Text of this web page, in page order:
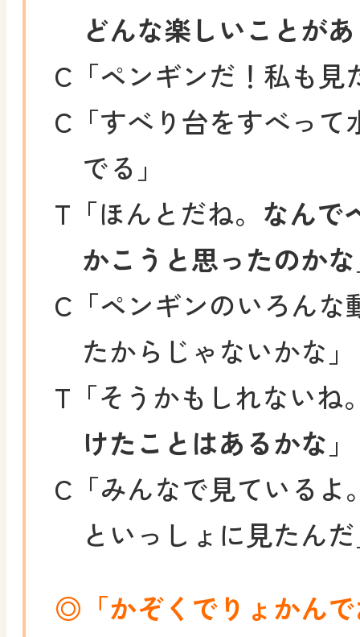
どんな楽しいことが
C 「ペンギンだ！私も
C 「すべり台をすべっ
でる」
T 「ほんとだね。 なんで
かこうと思ったのかな
C 「ペンギンのいろん
たからじゃないかな」
T 「そうかもしれないね
けたことはあるかな 」
C 「みんなで見ている
といっしょに見たん
◎「かぞくでりょかん